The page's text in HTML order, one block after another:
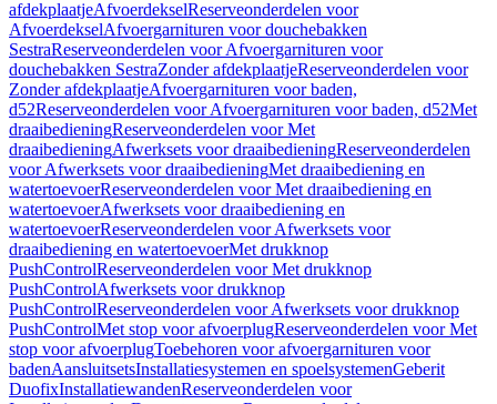
afdekplaatjeAfvoerdekselReserveonderdelen voor
AfvoerdekselAfvoergarnituren voor douchebakken
SestraReserveonderdelen voor Afvoergarnituren voor
douchebakken SestraZonder afdekplaatjeReserveonderdelen voor
Zonder afdekplaatjeAfvoergarnituren voor baden,
d52Reserveonderdelen voor Afvoergarnituren voor baden, d52Met
draaibedieningReserveonderdelen voor Met
draaibedieningAfwerksets voor draaibedieningReserveonderdelen
voor Afwerksets voor draaibedieningMet draaibediening en
watertoevoerReserveonderdelen voor Met draaibediening en
watertoevoerAfwerksets voor draaibediening en
watertoevoerReserveonderdelen voor Afwerksets voor
draaibediening en watertoevoerMet drukknop
PushControlReserveonderdelen voor Met drukknop
PushControlAfwerksets voor drukknop
PushControlReserveonderdelen voor Afwerksets voor drukknop
PushControlMet stop voor afvoerplugReserveonderdelen voor Met
stop voor afvoerplugToebehoren voor afvoergarnituren voor
badenAansluitsetsInstallatiesystemen en spoelsystemenGeberit
DuofixInstallatiewandenReserveonderdelen voor